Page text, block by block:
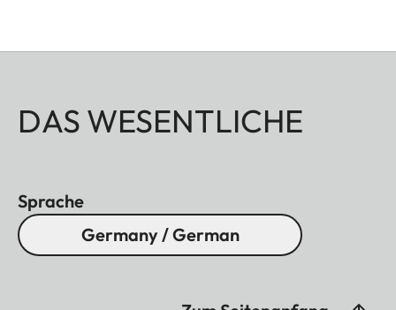
DAS WESENTLICHE
Sprache
Germany / German